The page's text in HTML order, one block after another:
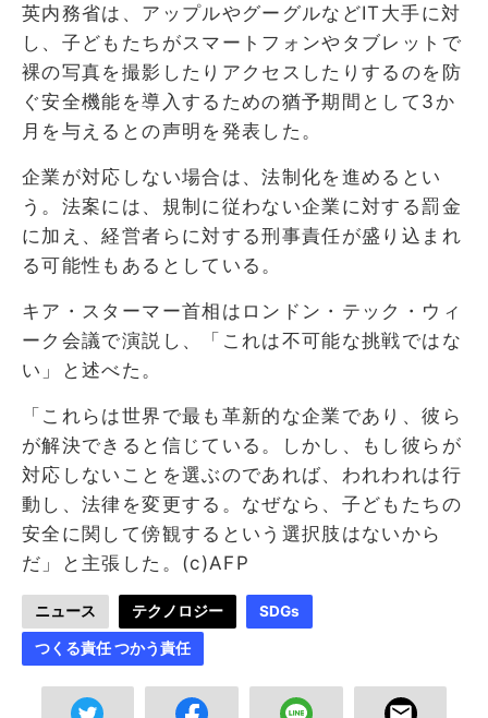
英内務省は、アップルやグーグルなどIT大手に対
し、子どもたちがスマートフォンやタブレットで
裸の写真を撮影したりアクセスしたりするのを防
ぐ安全機能を導入するための猶予期間として3か
月を与えるとの声明を発表した。
企業が対応しない場合は、法制化を進めるとい
う。法案には、規制に従わない企業に対する罰金
に加え、経営者らに対する刑事責任が盛り込まれ
る可能性もあるとしている。
キア・スターマー首相はロンドン・テック・ウィ
ーク会議で演説し、「これは不可能な挑戦ではな
い」と述べた。
「これらは世界で最も革新的な企業であり、彼ら
が解決できると信じている。しかし、もし彼らが
対応しないことを選ぶのであれば、われわれは行
動し、法律を変更する。なぜなら、子どもたちの
安全に関して傍観するという選択肢はないから
だ」と主張した。(c)AFP
ニュース テクノロジー SDGs
つくる責任 つかう責任